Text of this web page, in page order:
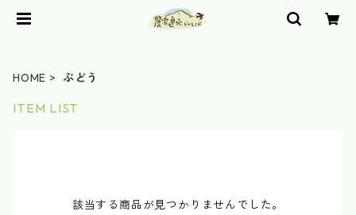
HOME ぶどう
ITEM LIST
該当する商品が見つかりませんでした。